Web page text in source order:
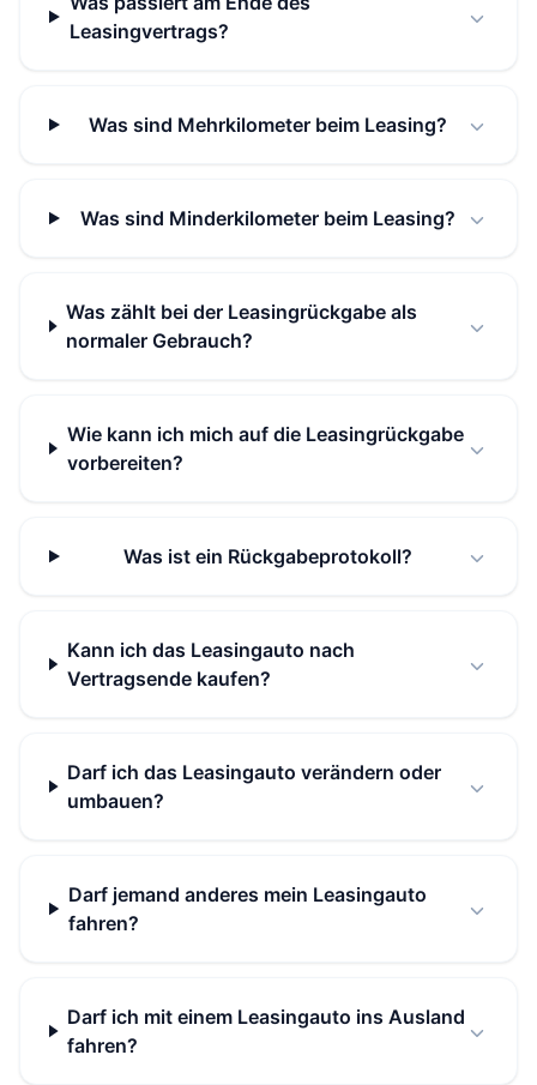
Leasingvertrags?
Was sind Mehrkilometer beim Leasing?
Was sind Minderkilometer beim Leasing?
Was zählt bei der Leasingrückgabe als
normaler Gebrauch?
Wie kann ich mich auf die Leasingrückgabe
vorbereiten?
Was ist ein Rückgabeprotokoll?
Kann ich das Leasingauto nach
Vertragsende kaufen?
Darf ich das Leasingauto verändern oder
umbauen?
Darf jemand anderes mein Leasingauto
fahren?
Darf ich mit einem Leasingauto ins Ausland
fahren?